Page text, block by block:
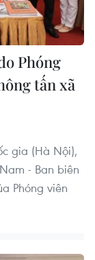
Phóng
tấn xã
gia (Hà Nội),
- Ban biên
Phóng viên